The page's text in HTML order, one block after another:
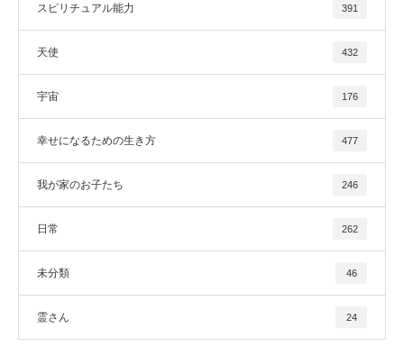
スピリチュアル能力 391
天使 432
宇宙 176
幸せになるための生き方 477
我が家のお子たち 246
日常 262
未分類 46
霊さん 24